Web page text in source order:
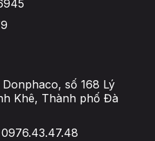
số 168 Lý
Khê, Thành phố Đà